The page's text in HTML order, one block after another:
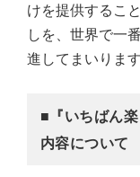
けを提供するこ
しを、世界で一
進してまいります
■『いちばん
内容について